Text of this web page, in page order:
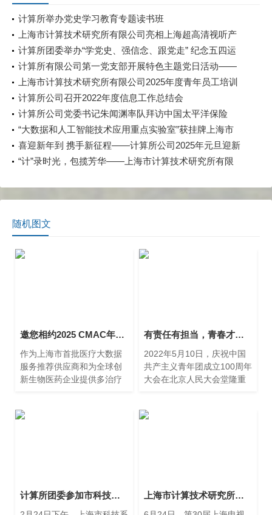
计算所举办党史学习教育专题读书班
上海市计算技术研究所有限公司亮相上海超高清视听产
业发展大会 探讨超高清视听产业的蓬勃发展与无限可能
计算所团委举办“学党史、强信念、跟党走” 纪念五四运
动102周年主题团日活动
计算所有限公司第一党支部开展特色主题党日活动——
观看红色舞台剧《觉醒年代》
上海市计算技术研究所有限公司2025年度青年员工培训
及专题竞赛顺利开展
计算所公司召开2022年度信息工作总结会
计算所公司党委书记朱闻渊率队拜访中国太平洋保险
（集团）股份有限公司
“大数据和人工智能技术应用重点实验室”获挂牌上海市
应急管理局重点实验室
喜迎新年到 携手新征程——计算所公司2025年元旦迎新
活动
“计”录时光，包揽芳华——上海市计算技术研究所有限
随机图文
邀您相约2025 CMAC年会，分享临床试验研究中心数据直采经验与探索
作为上海市首批医疗大数据
服务推荐供应商和为全球创
新生物医药企业提供多治疗
公司与康缔亚联合推出临床
有责任有担当，青春才会闪光
2022年5月10日，庆祝中国
共产主义青年团成立100周年
大会在北京人民大会堂隆重
平出席大会并发表重要讲
计算所团委参加市科技系统基层团组织述职会 上海市计算技术研究所有限公司亮相上海超高清视听产业发展大会 探讨超高清视听产业的蓬勃发展与无限可能